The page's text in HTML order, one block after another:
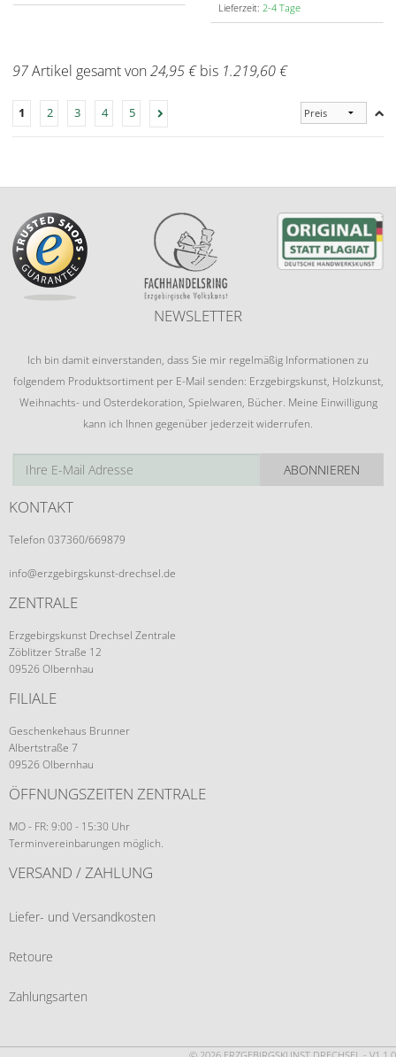
Lieferzeit: 2-4 Tage
97Artikel gesamt von24,95 €bis 1.219,60 €
1 2 3 4 5
NEWSLETTER
Ich bin damit einverstanden, dass Sie mir regelmäßig Informationen zu
folgendem Produktsortiment per E-Mail senden: Erzgebirgskunst, Holzkunst,
Weihnachts- und Osterdekoration, Spielwaren, Bücher. Meine Einwilligung
kann ich Ihnen gegenüber jederzeit widerrufen.
ABONNIEREN
KONTAKT
Telefon 037360/669879
info@erzgebirgskunst-drechsel.de
ZENTRALE
Erzgebirgskunst Drechsel Zentrale
Zöblitzer Straße 12
09526 Olbernhau
FILIALE
Geschenkehaus Brunner
Albertstraße 7
09526 Olbernhau
ÖFFNUNGSZEITEN ZENTRALE
MO - FR: 9:00 - 15:30 Uhr
Terminvereinbarungen möglich.
VERSAND / ZAHLUNG
Liefer- und Versandkosten
Retoure
Zahlungsarten